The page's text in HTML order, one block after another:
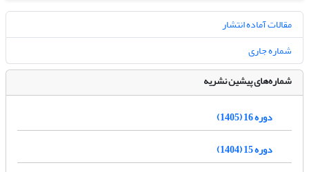
مقالات آماده انتشار
شماره جاری
شماره‌های پیشین نشریه
دوره 16 (1405)
دوره 15 (1404)